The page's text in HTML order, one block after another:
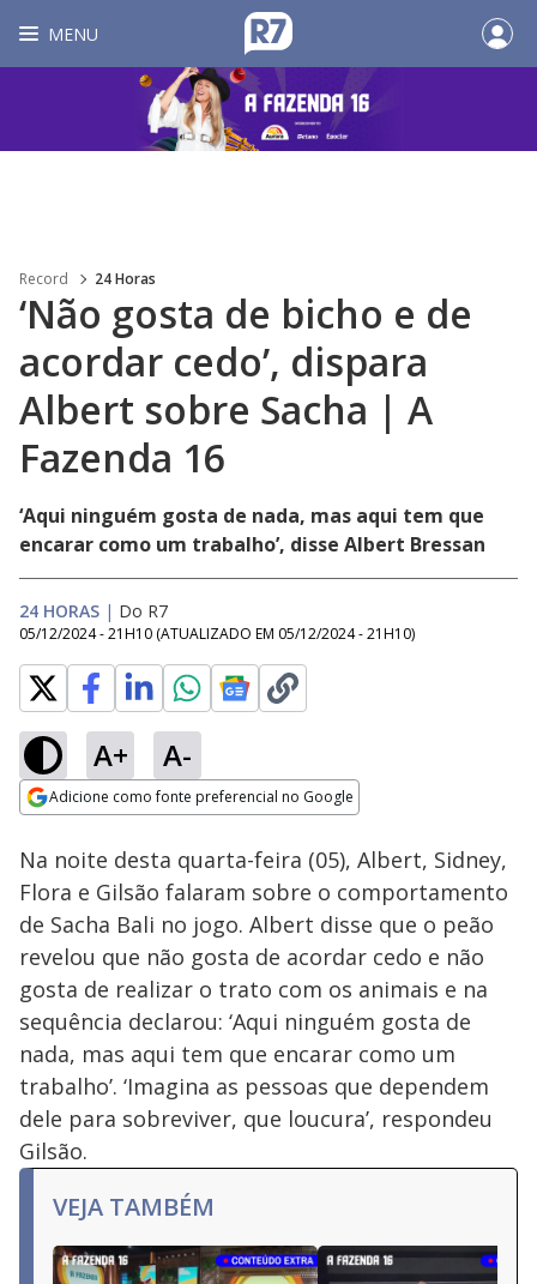
MENU
Record 24 Horas
‘Não gosta de bicho e de
acordar cedo’, dispara
Albert sobre Sacha | A
Fazenda 16
‘Aqui ninguém gosta de nada, mas aqui tem que
encarar como um trabalho’, disse Albert Bressan
24 HORAS | Do R7
05/12/2024 - 21H10 (ATUALIZADO EM 05/12/2024 - 21H10)
A+ A-
Adicione como fonte preferencial no Google
Ativar
Loaded
25.92%
Na noite desta quarta-feira (05), Albert, Sidney,
Flora e Gilsão falaram sobre o comportamento
de Sacha Bali no jogo. Albert disse que o peão
revelou que não gosta de acordar cedo e não
gosta de realizar o trato com os animais e na
sequência declarou: ‘Aqui ninguém gosta de
nada, mas aqui tem que encarar como um
trabalho’. ‘Imagina as pessoas que dependem
dele para sobreviver, que loucura’, respondeu
Gilsão.
VEJA TAMBÉM